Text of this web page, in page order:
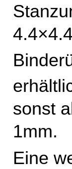
sonst
1mm.
Eine